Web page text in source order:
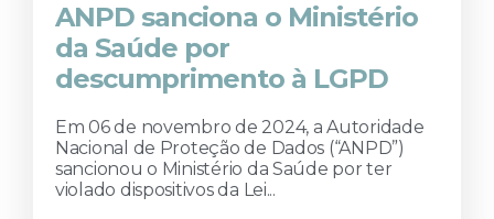
ANPD sanciona o Ministério
da Saúde por
descumprimento à LGPD
Em 06 de novembro de 2024, a Autoridade
Nacional de Proteção de Dados (“ANPD”)
sancionou o Ministério da Saúde por ter
violado dispositivos da Lei...